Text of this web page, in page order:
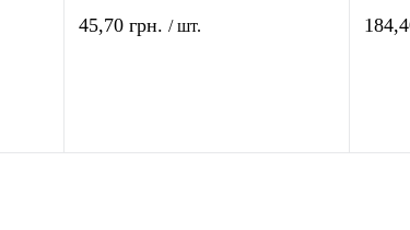
45,70 грн. / шт.